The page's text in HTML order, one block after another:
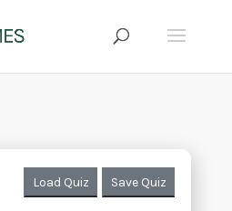
Load Quiz Save Quiz